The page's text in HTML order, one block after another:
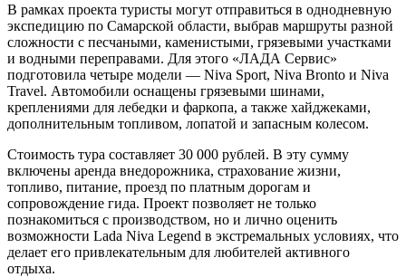
В рамках проекта туристы могут отправиться в однодневную
экспедицию по Самарской области, выбрав маршруты разной
сложности с песчаными, каменистыми, грязевыми участками
и водными переправами. Для этого «ЛАДА Сервис»
подготовила четыре модели — Niva Sport, Niva Bronto и Niva
Travel. Автомобили оснащены грязевыми шинами,
креплениями для лебедки и фаркопа, а также хайджеками,
дополнительным топливом, лопатой и запасным колесом.
Стоимость тура составляет 30 000 рублей. В эту сумму
включены аренда внедорожника, страхование жизни,
топливо, питание, проезд по платным дорогам и
сопровождение гида. Проект позволяет не только
познакомиться с производством, но и лично оценить
возможности Lada Niva Legend в экстремальных условиях, что
делает его привлекательным для любителей активного
отдыха.